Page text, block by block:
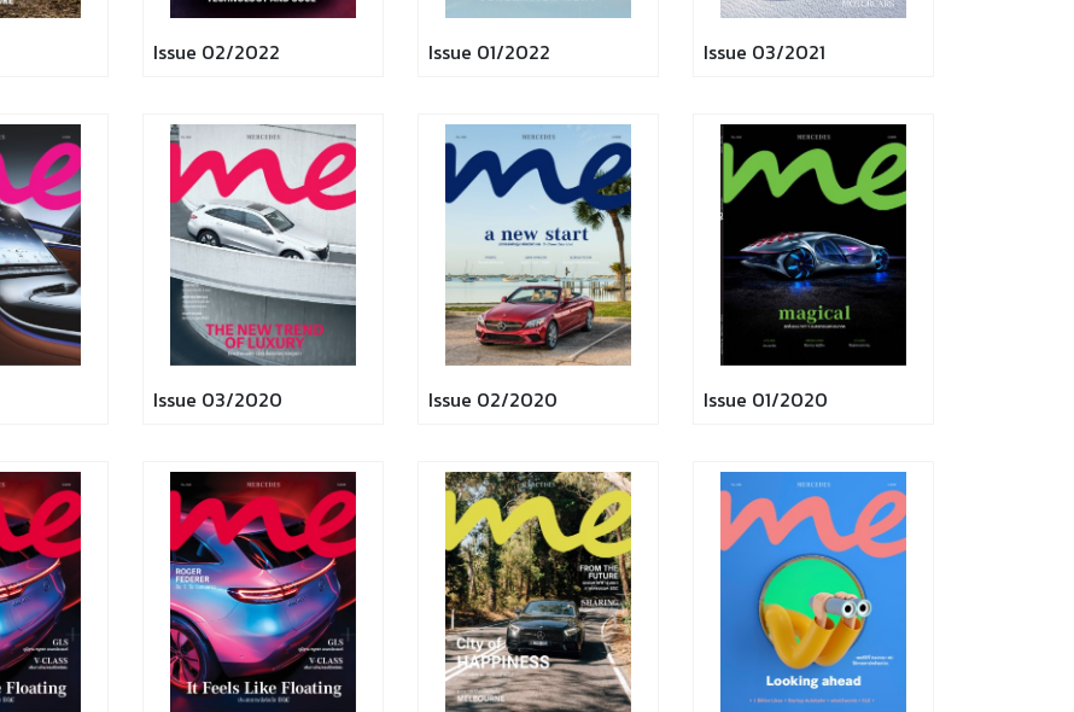
Issue 02/2022 Issue 01/2022 Issue 03/2021
Issue 03/2020 Issue 02/2020 Issue 01/2020